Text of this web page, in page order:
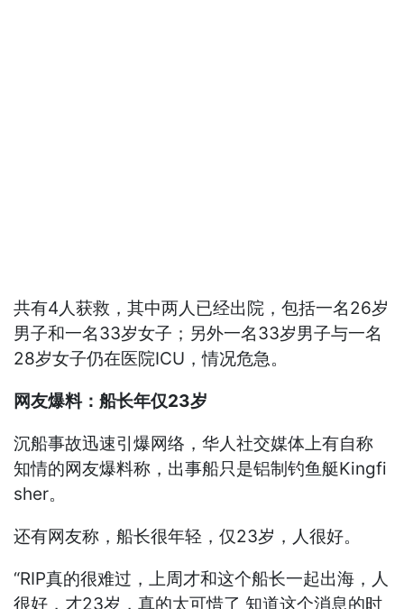
共有4人获救，其中两人已经出院，包括一名26岁
男子和一名33岁女子；另外一名33岁男子与一名
28岁女子仍在医院ICU，情况危急。
网友爆料：船长年仅23岁
沉船事故迅速引爆网络，华人社交媒体上有自称
知情的网友爆料称，出事船只是铝制钓鱼艇Kingfi
sher。
还有网友称，船长很年轻，仅23岁，人很好。
“RIP真的很难过，上周才和这个船长一起出海，人
很好，才23岁，真的太可惜了 知道这个消息的时